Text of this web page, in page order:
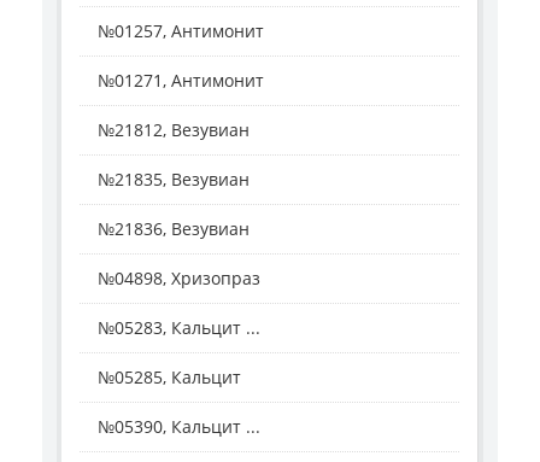
№01257, Антимонит
№01271, Антимонит
№21812, Везувиан
№21835, Везувиан
№21836, Везувиан
№04898, Хризопраз
№05283, Кальцит ...
№05285, Кальцит
№05390, Кальцит ...